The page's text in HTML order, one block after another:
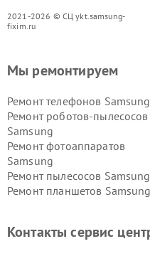
2021-2026 © СЦ ykt.samsung-
fixim.ru
Мы ремонтируем
Ремонт телефонов Samsung
Ремонт роботов-пылесосов
Samsung
Ремонт фотоаппаратов
Samsung
Ремонт пылесосов Samsung
Ремонт планшетов Samsung
Контакты сервис